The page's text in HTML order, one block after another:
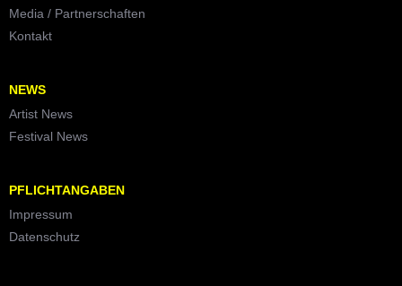
Media / Partnerschaften
Kontakt
NEWS
Artist News
Festival News
PFLICHTANGABEN
Impressum
Datenschutz